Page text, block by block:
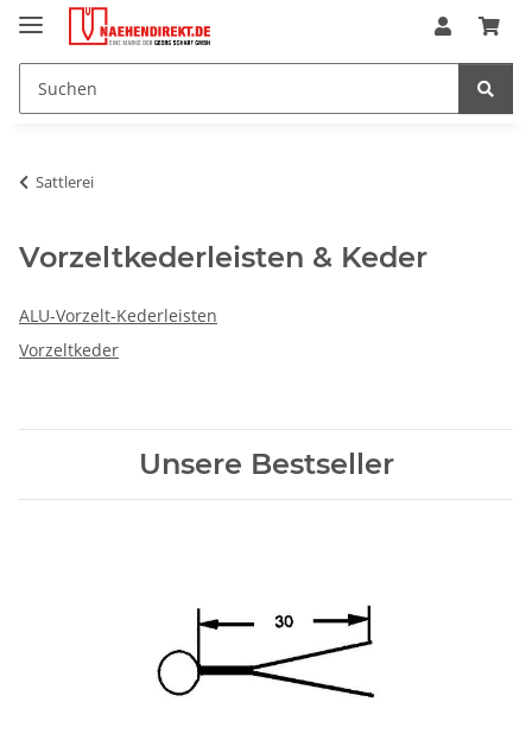
Sattlerei
Vorzeltkederleisten & Keder
ALU-Vorzelt-Kederleisten
Vorzeltkeder
Unsere Bestseller